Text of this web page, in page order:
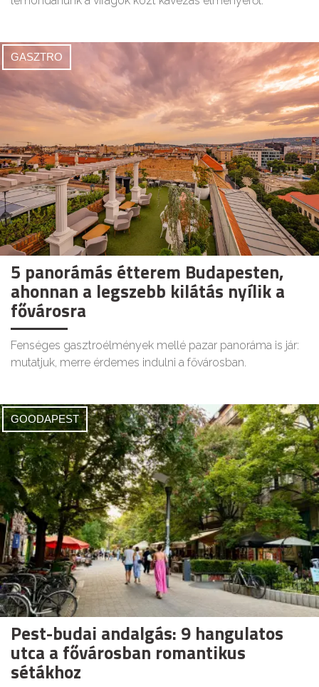
GASZTRO
5 panorámás étterem Budapesten,
ahonnan a legszebb kilátás nyílik a
fővárosra
Fenséges gasztroélmények mellé pazar panoráma is jár:
mutatjuk, merre érdemes indulni a fővárosban.
GOODAPEST
Pest-budai andalgás: 9 hangulatos
utca a fővárosban romantikus
sétákhoz